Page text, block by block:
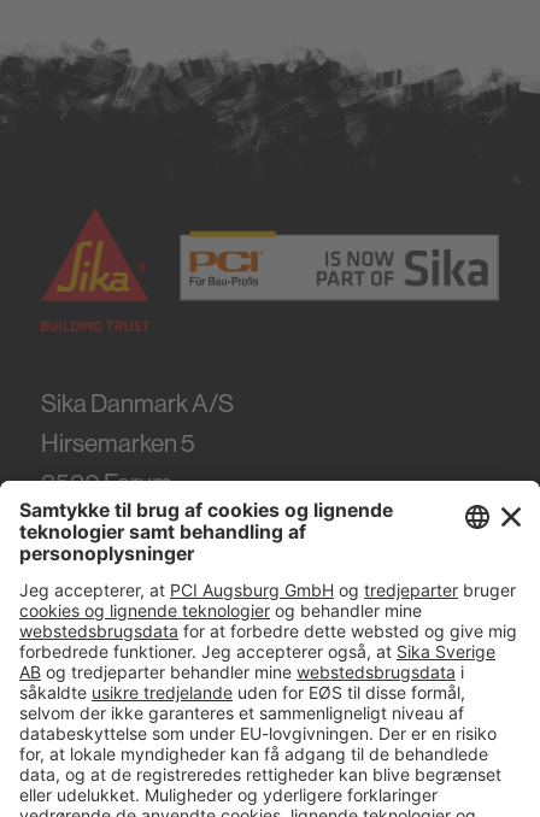
Sika Danmark A/S
Hirsemarken 5
3520Farum
Tel. +45 86 61 22 99
#PCI